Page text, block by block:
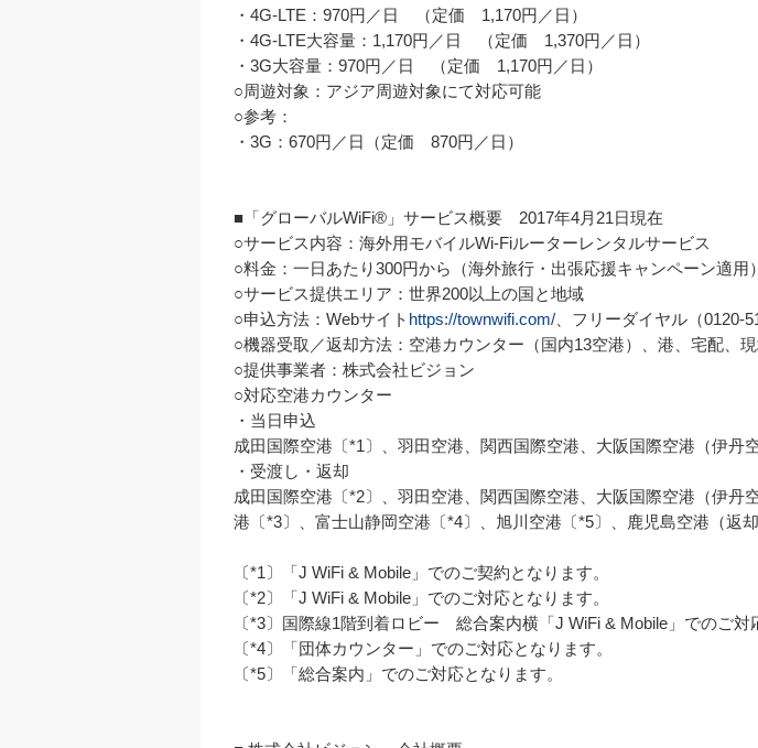
・4G-LTE：970円／日　（定価　1,170円／日）
・4G-LTE大容量：1,170円／日　（定価　1,370円／日）
・3G大容量：970円／日　（定価　1,170円／日）
○周遊対象：アジア周遊対象にて対応可能
○参考：
・3G：670円／日（定価　870円／日）
■「グローバルWiFi®」サービス概要　2017年4月21日現在
○サービス内容：海外用モバイルWi-Fiルーターレンタルサービス
○料金：一日あたり300円から（海外旅行・出張応援キャンペーン適用）
○サービス提供エリア：世界200以上の国と地域
○申込方法：Webサイト https://townwifi.com/ 、フリーダイヤル（0120-
○機器受取／返却方法：空港カウンター（国内13空港）、港、宅配、
○提供事業者：株式会社ビジョン
○対応空港カウンター
・当日申込
成田国際空港〔*1〕、羽田空港、関西国際空港、大阪国際空港（伊丹
・受渡し・返却
成田国際空港〔*2〕、羽田空港、関西国際空港、大阪国際空港（伊
港〔*3〕、富士山静岡空港〔*4〕、旭川空港〔*5〕、鹿児島空港（返
〔*1〕「J WiFi & Mobile」でのご契約となります。
〔*2〕「J WiFi & Mobile」でのご対応となります。
〔*3〕国際線1階到着ロビー　総合案内横「J WiFi & Mobile」でのご対
〔*4〕「団体カウンター」でのご対応となります。
〔*5〕「総合案内」でのご対応となります。